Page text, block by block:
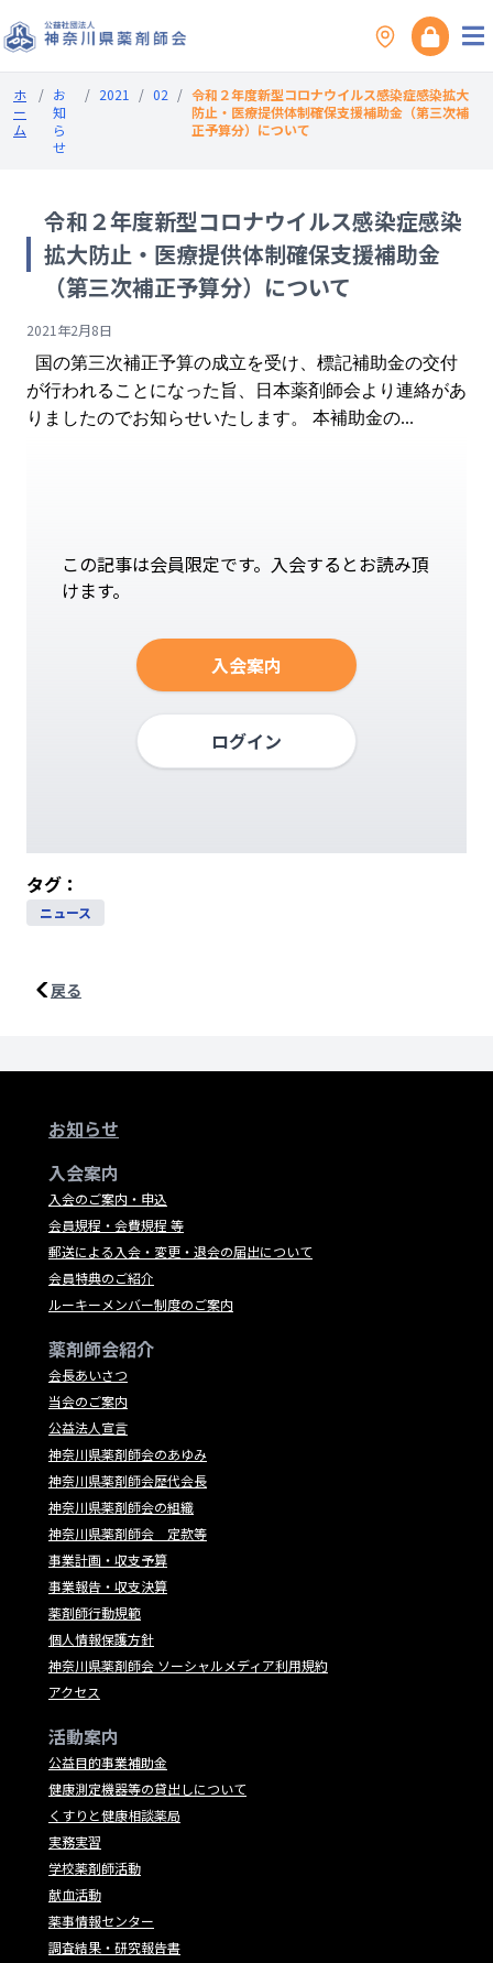
ホ
ー
ム
/ お
知
ら
せ
/ 2021 / 02 / 令和２年度新型コロナウイルス感染症感染拡大
防止・医療提供体制確保支援補助金（第三次補
正予算分）について
令和２年度新型コロナウイルス感染症感染
拡大防止・医療提供体制確保支援補助金
（第三次補正予算分）について
2021年2月8日
国の第三次補正予算の成立を受け、標記補助金の交付
が行われることになった旨、日本薬剤師会より連絡があ
りましたのでお知らせいたします。 本補助金の...
この記事は会員限定です。入会するとお読み頂
けます。
入会案内
ログイン
タグ：
ニュース
戻る
お知らせ
入会案内
入会のご案内・申込
会員規程・会費規程 等
郵送による入会・変更・退会の届出について
会員特典のご紹介
ルーキーメンバー制度のご案内
薬剤師会紹介
会長あいさつ
当会のご案内
公益法人宣言
神奈川県薬剤師会のあゆみ
神奈川県薬剤師会歴代会長
神奈川県薬剤師会の組織
神奈川県薬剤師会 定款等
事業計画・収支予算
事業報告・収支決算
薬剤師行動規範
個人情報保護方針
神奈川県薬剤師会 ソーシャルメディア利用規約
アクセス
活動案内
公益目的事業補助金
健康測定機器等の貸出しについて
くすりと健康相談薬局
実務実習
学校薬剤師活動
献血活動
薬事情報センター
調査結果・研究報告書